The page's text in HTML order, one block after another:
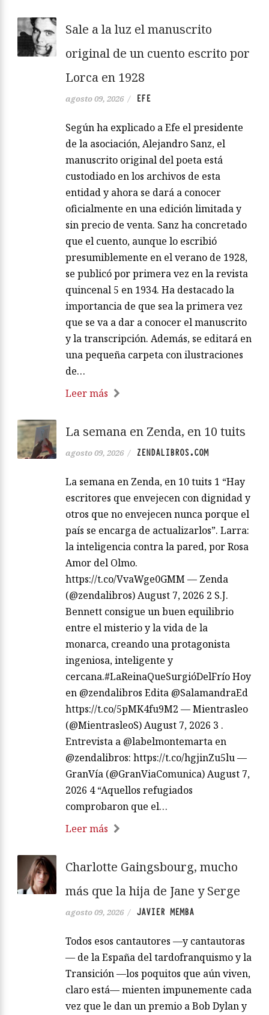
Sale a la luz el manuscrito
original de un cuento escrito por
Lorca en 1928
agosto 09, 2026 / EFE
Según ha explicado a Efe el presidente
de la asociación, Alejandro Sanz, el
manuscrito original del poeta está
custodiado en los archivos de esta
entidad y ahora se dará a conocer
oficialmente en una edición limitada y
sin precio de venta. Sanz ha concretado
que el cuento, aunque lo escribió
presumiblemente en el verano de 1928,
se publicó por primera vez en la revista
quincenal 5 en 1934. Ha destacado la
importancia de que sea la primera vez
que se va a dar a conocer el manuscrito
y la transcripción. Además, se editará en
una pequeña carpeta con ilustraciones
de…
Leer más
La semana en Zenda, en 10 tuits
agosto 09, 2026 / ZENDALIBROS.COM
La semana en Zenda, en 10 tuits 1 “Hay
escritores que envejecen con dignidad y
otros que no envejecen nunca porque el
país se encarga de actualizarlos”. Larra:
la inteligencia contra la pared, por Rosa
Amor del Olmo.
https://t.co/VvaWge0GMM — Zenda
(@zendalibros) August 7, 2026 2 S.J.
Bennett consigue un buen equilibrio
entre el misterio y la vida de la
monarca, creando una protagonista
ingeniosa, inteligente y
cercana.#LaReinaQueSurgióDelFrío Hoy
en @zendalibros Edita @SalamandraEd
https://t.co/5pMK4fu9M2 — Mientrasleo
(@MientrasleoS) August 7, 2026 3 .
Entrevista a @labelmontemarta en
@zendalibros: https://t.co/hgjinZu5lu —
GranVía (@GranViaComunica) August 7,
2026 4 “Aquellos refugiados
comprobaron que el…
Leer más
Charlotte Gaingsbourg, mucho
más que la hija de Jane y Serge
agosto 09, 2026 / JAVIER MEMBA
Todos esos cantautores —y cantautoras
— de la España del tardofranquismo y la
Transición —los poquitos que aún viven,
claro está— mienten impunemente cada
vez que le dan un premio a Bob Dylan y